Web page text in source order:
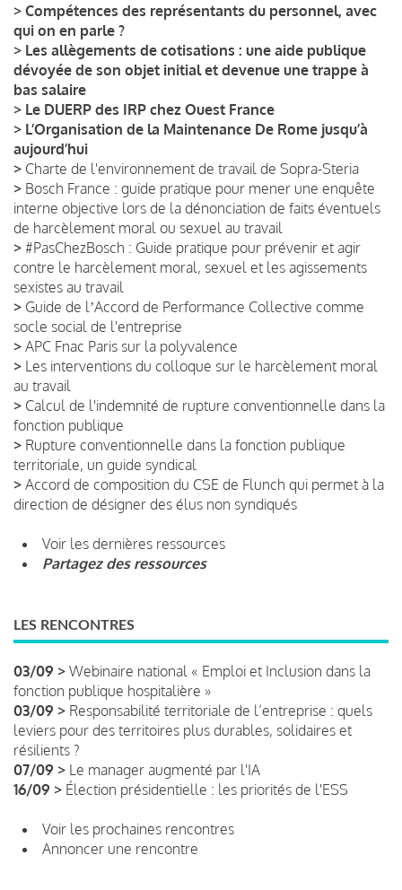
> Compétences des représentants du personnel, avec
qui on en parle ?
> Les allègements de cotisations : une aide publique
dévoyée de son objet initial et devenue une trappe à
bas salaire
> Le DUERP des IRP chez Ouest France
> L’Organisation de la Maintenance De Rome jusqu’à
aujourd’hui
> Charte de l'environnement de travail de Sopra-Steria
> Bosch France : guide pratique pour mener une enquête
interne objective lors de la dénonciation de faits éventuels
de harcèlement moral ou sexuel au travail
> #PasChezBosch : Guide pratique pour prévenir et agir
contre le harcèlement moral, sexuel et les agissements
sexistes au travail
> Guide de lʼAccord de Performance Collective comme
socle social de l'entreprise
> APC Fnac Paris sur la polyvalence
> Les interventions du colloque sur le harcèlement moral
au travail
> Calcul de l'indemnité de rupture conventionnelle dans la
fonction publique
> Rupture conventionnelle dans la fonction publique
territoriale, un guide syndical
> Accord de composition du CSE de Flunch qui permet à la
direction de désigner des élus non syndiqués
Voir les dernières ressources
Partagez des ressources
LES RENCONTRES
03/09 > Webinaire national « Emploi et Inclusion dans la
fonction publique hospitalière »
03/09 > Responsabilité territoriale de l’entreprise : quels
leviers pour des territoires plus durables, solidaires et
résilients ?
07/09 > Le manager augmenté par l'IA
16/09 > Élection présidentielle : les priorités de l'ESS
Voir les prochaines rencontres
Annoncer une rencontre